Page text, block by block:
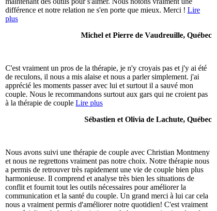
différence et notre relation ne s'en porte que mieux. Merci ! Lire
plus
Michel et Pierre de Vaudreuille, Québec
C'est vraiment un pros de la thérapie, je n'y croyais pas et j'y ai été
de reculons, il nous a mis alaise et nous a parler simplement. j'ai
apprécié les moments passer avec lui et surtout il a sauvé mon
couple. Nous le recommandons surtout aux gars qui ne croient pas
à la thérapie de couple Lire plus
Sébastien et Olivia de Lachute, Québec
Nous avons suivi une thérapie de couple avec Christian Montmeny
et nous ne regrettons vraiment pas notre choix. Notre thérapie nous
a permis de retrouver très rapidement une vie de couple bien plus
harmonieuse. Il comprend et analyse très bien les situations de
conflit et fournit tout les outils nécessaires pour améliorer la
communication et la santé du couple. Un grand merci à lui car cela
nous a vraiment permis d'améliorer notre quotidien! C'est vraiment